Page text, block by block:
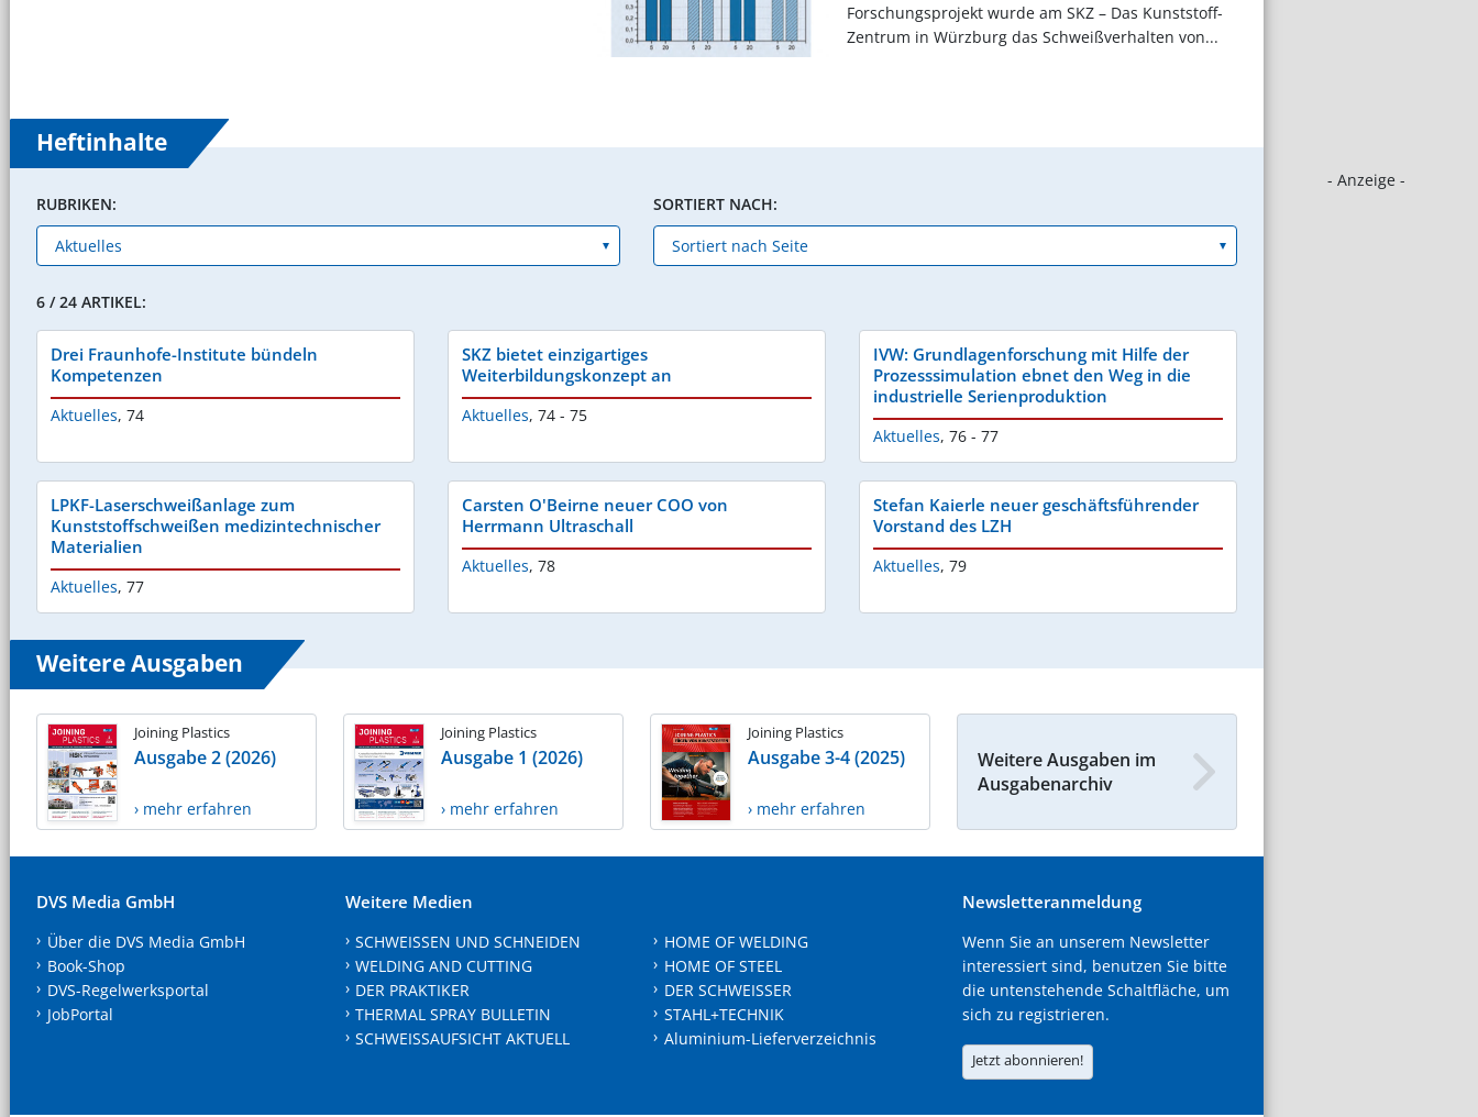
- Anzeige -
Forschungsprojekt wurde am SKZ – Das Kunststoff-
Zentrum in Würzburg das Schweißverhalten von...
Heftinhalte
RUBRIKEN: SORTIERT NACH:
6 / 24 ARTIKEL:
Drei Fraunhofe-Institute bündeln
Kompetenzen
Aktuelles, 74
SKZ bietet einzigartiges
Weiterbildungskonzept an
Aktuelles, 74 - 75
IVW: Grundlagenforschung mit Hilfe der
Prozesssimulation ebnet den Weg in die
industrielle Serienproduktion
Aktuelles, 76 - 77
LPKF-Laserschweißanlage zum
Kunststoffschweißen medizintechnischer
Materialien
Aktuelles, 77
Carsten O'Beirne neuer COO von
Herrmann Ultraschall
Aktuelles, 78
Stefan Kaierle neuer geschäftsführender
Vorstand des LZH
Aktuelles, 79
Weitere Ausgaben
Joining Plastics
Ausgabe 2 (2026)
› mehr erfahren
Joining Plastics
Ausgabe 1 (2026)
› mehr erfahren
Joining Plastics
Ausgabe 3-4 (2025)
› mehr erfahren
Weitere Ausgaben im
Ausgabenarchiv
DVS Media GmbH
Über die DVS Media GmbH
Book-Shop
DVS-Regelwerksportal
JobPortal
Weitere Medien
SCHWEISSEN UND SCHNEIDEN
WELDING AND CUTTING
DER PRAKTIKER
THERMAL SPRAY BULLETIN
SCHWEISSAUFSICHT AKTUELL
HOME OF WELDING
HOME OF STEEL
DER SCHWEISSER
STAHL+TECHNIK
Aluminium-Lieferverzeichnis
Newsletteranmeldung
Wenn Sie an unserem Newsletter
interessiert sind, benutzen Sie bitte
die untenstehende Schaltfläche, um
sich zu registrieren.
Jetzt abonnieren!